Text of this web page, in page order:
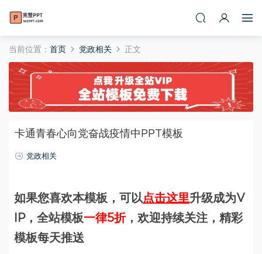
当前位置： 首页 党政相关 正文
卡通青春心向党奋战疫情中PPT模板
党政相关
如果您喜欢本模板，可以点击这里升级成为V
IP，全站模板一律5折，欢迎持续关注，精彩
模板每天推送